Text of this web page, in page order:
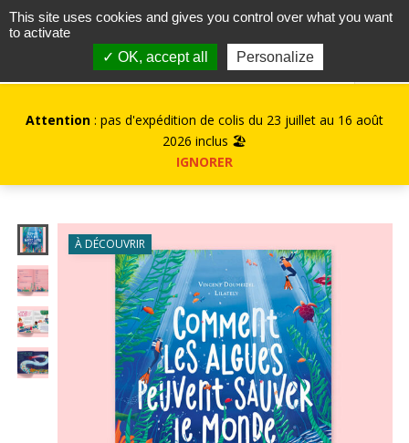
contact@kurioz.org
Attention : pas d'expédition de colis du 23 juillet au 16 août
2026 inclus 🏖️
IGNORER
À DÉCOUVRIR
This site uses cookies and gives you control over what you want
to activate
✓ OK, accept all
Personalize